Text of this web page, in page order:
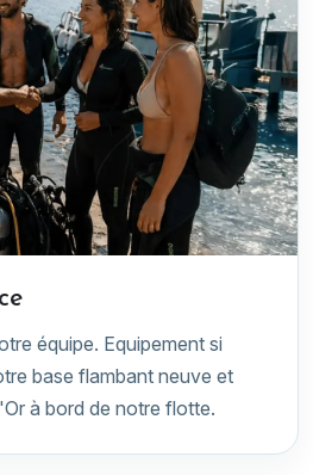
équipe. Equipement si
base flambant neuve et
à bord de notre flotte.